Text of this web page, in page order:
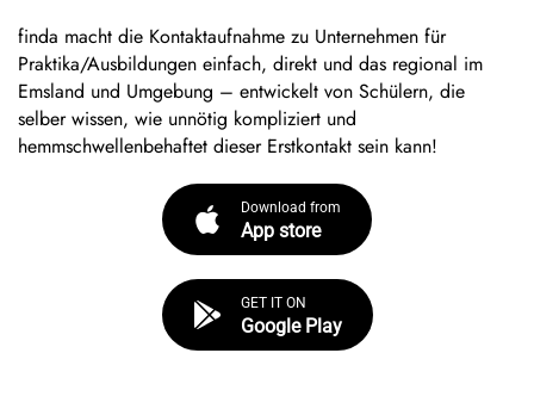
finda macht die Kontaktaufnahme zu Unternehmen für
Praktika/Ausbildungen einfach, direkt und das regional im
Emsland und Umgebung – entwickelt von Schülern, die
selber wissen, wie unnötig kompliziert und
hemmschwellenbehaftet dieser Erstkontakt sein kann!
Download from
App store
GET IT ON
Google Play